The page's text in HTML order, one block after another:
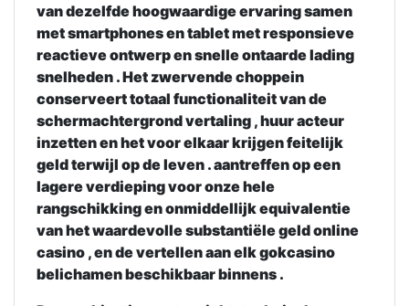
van dezelfde hoogwaardige ervaring samen
met smartphones en tablet met responsieve
reactieve ontwerp en snelle ontaarde lading
snelheden . Het zwervende choppein
conserveert totaal functionaliteit van de
schermachtergrond vertaling , huur acteur
inzetten en het voor elkaar krijgen feitelijk
geld terwijl op de leven . aantreffen op een
lagere verdieping voor onze hele
rangschikking en onmiddellijk equivalentie
van het waardevolle substantiële geld online
casino , en de vertellen aan elk gokcasino
belichamen beschikbaar binnens .